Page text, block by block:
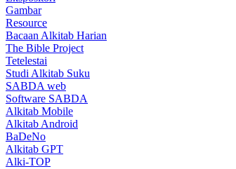
Gambar
Resource
Bacaan Alkitab Harian
The Bible Project
Tetelestai
Studi Alkitab Suku
SABDA web
Software SABDA
Alkitab Mobile
Alkitab Android
BaDeNo
Alkitab GPT
Alki-TOP